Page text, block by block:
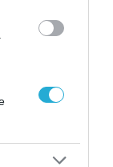
έρευνα
και τη